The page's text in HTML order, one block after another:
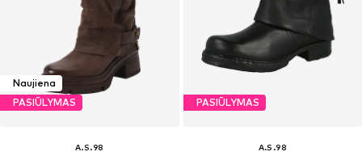
Naujiena
PASIŪLYMAS
A.S.98
PASIŪLYMAS
A.S.98